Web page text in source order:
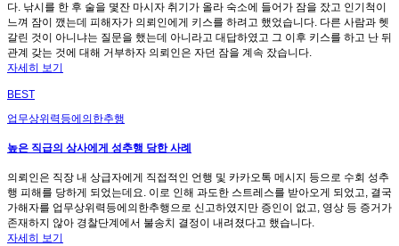
다. 낚시를 한 후 술을 몇잔 마시자 취기가 올라 숙소에 들어가 잠을 잤고 인기척이
느껴 잠이 깼는데 피해자가 의뢰인에게 키스를 하려고 했었습니다. 다른 사람과 헷
갈린 것이 아니냐는 질문을 했는데 아니라고 대답하였고 그 이후 키스를 하고 난 뒤
관계 갖는 것에 대해 거부하자 의뢰인은 자던 잠을 계속 잤습니다.
자세히 보기
BEST
업무상위력등에의한추행
높은 직급의 상사에게 성추행 당한 사례
의뢰인은 직장 내 상급자에게 직접적인 언행 및 카카오톡 메시지 등으로 수회 성추
행 피해를 당하게 되었는데요. 이로 인해 과도한 스트레스를 받아오게 되었고, 결국
가해자를 업무상위력등에의한추행으로 신고하였지만 증인이 없고, 영상 등 증거가
존재하지 않아 경찰단계에서 불송치 결정이 내려졌다고 했습니다.
자세히 보기